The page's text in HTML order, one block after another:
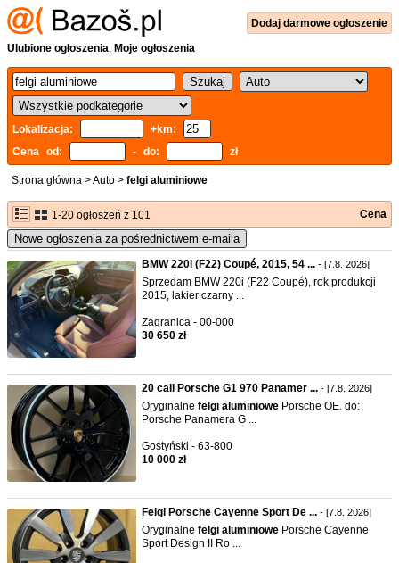
Dodaj darmowe ogłoszenie
Ulubione ogłoszenia, Moje ogłoszenia
Lokalizacja:
+km:
Cena od:
- do: zł
Strona główna >Auto > felgi aluminiowe
1-20 ogłoszeń z 101 Cena
Nowe ogłoszenia za pośrednictwem e-maila
BMW 220i (F22) Coupé, 2015, 54 ... - [7.8. 2026]
Sprzedam BMW 220i (F22 Coupé), rok produkcji
2015, lakier czarny ...
Zagranica - 00-000
30 650 zł
20 cali Porsche G1 970 Panamer ... - [7.8. 2026]
Oryginalne felgi aluminiowe Porsche OE. do:
Porsche Panamera G ...
Gostyński - 63-800
10 000 zł
Felgi Porsche Cayenne Sport De ... - [7.8. 2026]
Oryginalne felgi aluminiowe Porsche Cayenne
Sport Design II Ro ...